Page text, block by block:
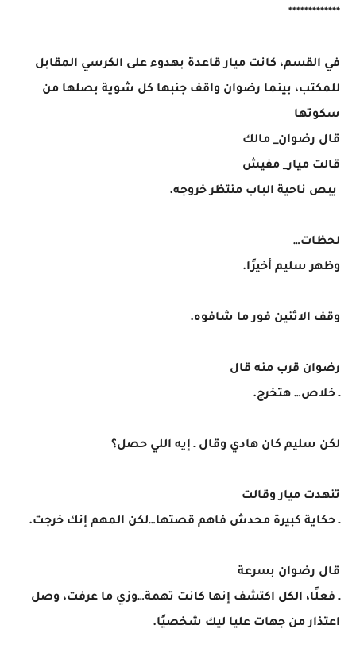
*************
في القسم، كانت ميار قاعدة بهدوء على الكرسي المقابل
للمكتب، بينما رضوان واقف جنبها كل شوية بصلها من
سكوتها
قال رضوان_ مالك
قالت ميار_ مفيش
يبص ناحية الباب منتظر خروجه.
لحظات…
وظهر سليم أخيرًا.
وقف الاثنين فور ما شافوه.
رضوان قرب منه قال
ـ خلاص… هتخرج.
لكن سليم كان هادي وقال ـ إيه اللي حصل؟
تنهدت ميار وقالت
ـ حكاية كبيرة محدش فاهم قصتها…لكن المهم إنك خرجت.
قال رضوان بسرعة
ـ فعلًا، الكل اكتشف إنها كانت تهمة…وزي ما عرفت، وصل
اعتذار من جهات عليا ليك شخصيًا.